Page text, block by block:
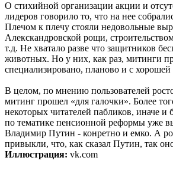
О стихийной организации акции и
лидеров говорило то, что на нее
Плечом к плечу стояли недовольные
Алекскандровской рощи,
т.д. Не хватало разве что защитников
животных. Но у них, как раз, митинги
специализировано, планово и с хорошей
В целом, по мнению пользователей
митинг прошел «для галочки». Более
некоторых читателей пабликов, иначе и
по тематике пенсионной реформы уже
Владимир Путин - конретно и емко. А
привыкли, что, как сказал Путин, так
Иллюстрация: vk.com